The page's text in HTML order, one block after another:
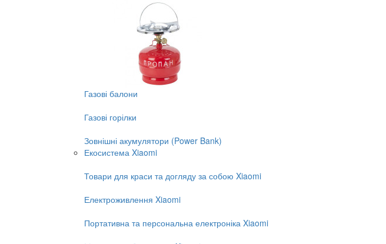
Газові балони
Газові горілки
Зовнішні акумулятори (Power Bank)
Екосистема Xiaomi
Товари для краси та догляду за собою Xiaomi
Електроживлення Xiaomi
Портативна та персональна електроніка Xiaomi